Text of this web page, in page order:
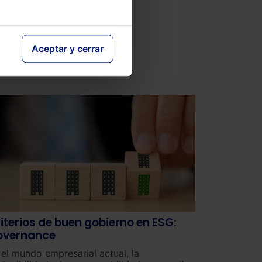
Aceptar y cerrar
de buen gobierno en ESG:
el mundo empresarial actual, la